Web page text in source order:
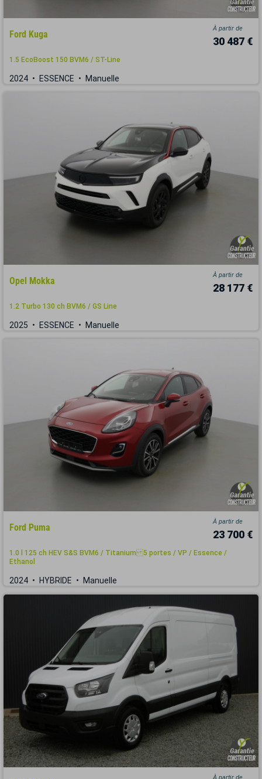
Ford Kuga
À partir de
30 487 €
1.5 EcoBoost 150 BVM6 / ST-Line
2024 ESSENCE Manuelle
Opel Mokka
À partir de
28 177 €
1.2 Turbo 130 ch BVM6 / GS Line
2025 ESSENCE Manuelle
Ford Puma
À partir de
23 700 €
1.0 l 125 ch HEV S&S BVM6 / Titanium 5 portes / VP / Essence /
Ethanol
2024 HYBRIDE Manuelle
À partir de